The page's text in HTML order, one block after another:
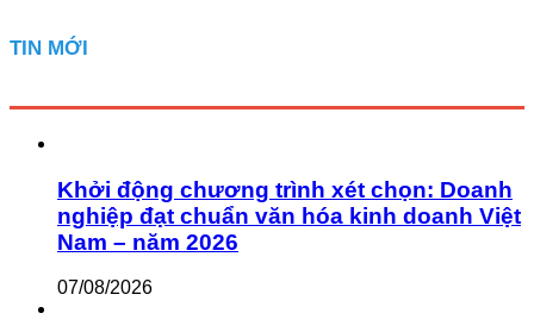
TIN MỚI
Khởi động chương trình xét chọn: Doanh
nghiệp đạt chuẩn văn hóa kinh doanh Việt
Nam – năm 2026
07/08/2026